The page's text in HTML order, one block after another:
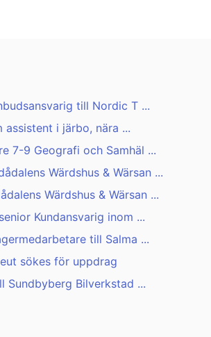
till Nordic T ...
assistent i järbo, nära ...
7-9 Geografi och Samhäl ...
Wärdshus & Wärsan ...
Wärdshus & Wärsan ...
Kundansvarig inom ...
till Salma ...
sökes för uppdrag
Sundbyberg Bilverkstad ...